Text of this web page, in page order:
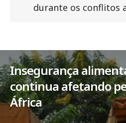
durante os conflitos
Insegurança
continua afetando
África